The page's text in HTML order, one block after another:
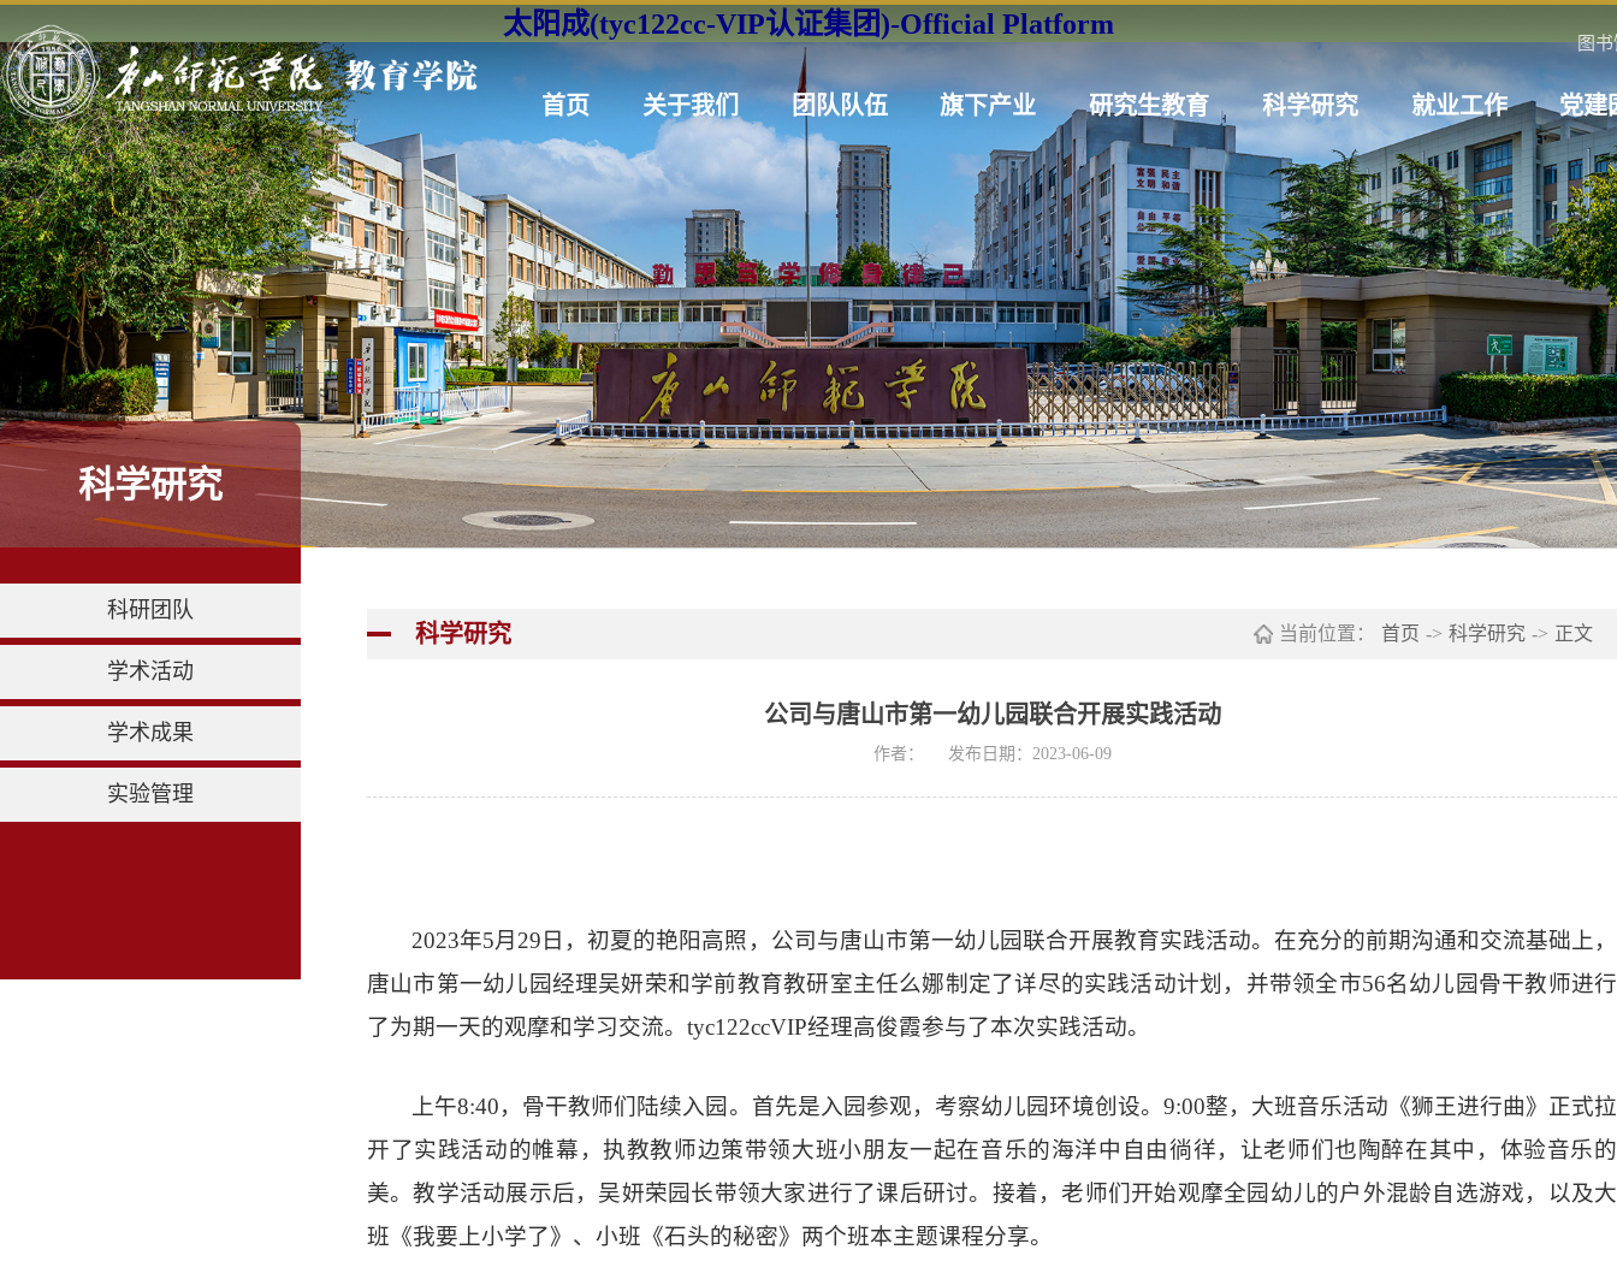
太阳成(tyc122cc-VIP认证集团)-Official Platform
图书
首页 关于我们 团队队伍 旗下产业 研究生教育 科学研究 就业工作 党建
科学研究
科研团队
学术活动
学术成果
实验管理
科学研究 当前位置： 首页 -> 科学研究 -> 正文
公司与唐山市第一幼儿园联合开展实践活动
作者： 发布日期：2023-06-09
2023年5月29日，初夏的艳阳高照，公司与唐山市第一幼儿园联合开展教育实践活动。在充分的前期沟通和交流基础上，
唐山市第一幼儿园经理吴妍荣和学前教育教研室主任么娜制定了详尽的实践活动计划，并带领全市56名幼儿园骨干教师进行
了为期一天的观摩和学习交流。tyc122ccVIP经理高俊霞参与了本次实践活动。
上午8:40，骨干教师们陆续入园。首先是入园参观，考察幼儿园环境创设。9:00整，大班音乐活动《狮王进行曲》正式拉
开了实践活动的帷幕，执教教师边策带领大班小朋友一起在音乐的海洋中自由徜徉，让老师们也陶醉在其中，体验音乐的
美。教学活动展示后，吴妍荣园长带领大家进行了课后研讨。接着，老师们开始观摩全园幼儿的户外混龄自选游戏，以及大
班《我要上小学了》、小班《石头的秘密》两个班本主题课程分享。